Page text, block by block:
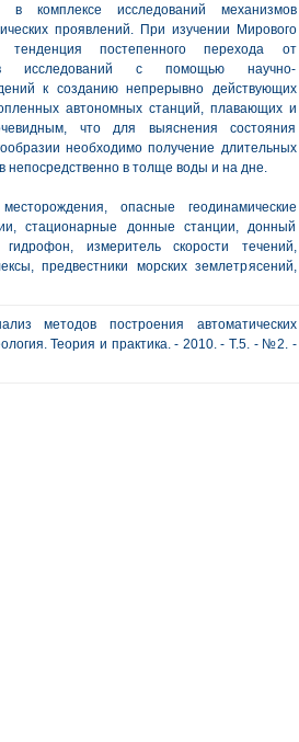
в комплексе исследований механизмов
проявлений. При изучении Мирового
постепенного перехода от
исследований с помощью научно-
к созданию непрерывно действующих
автономных станций, плавающих и
что для выяснения состояния
необходимо получение длительных
непосредственно в толще воды и на дне.
опасные геодинамические
стационарные донные станции, донный
измеритель скорости течений,
предвестники морских землетрясений,
методов построения автоматических
Теория и практика. - 2010. - Т.5. - №2. -